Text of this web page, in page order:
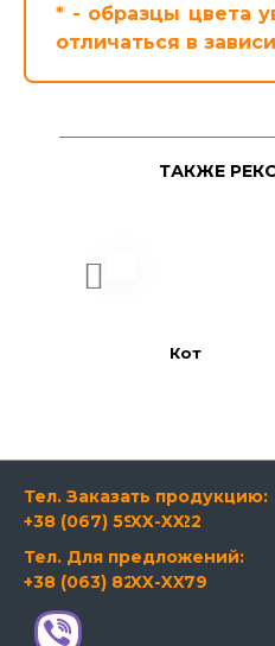
* - образцы цвета
отличаться в
ТАКЖЕ
Кот
Тел. Заказать продукцию:
+38 (067) 594-21-22
XX-XX
Тел. Для предложений:
+38 (063) 820-60-79
XX-XX